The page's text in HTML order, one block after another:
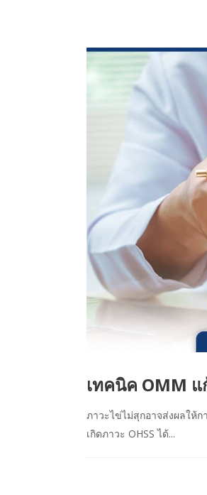
เทคนิค OMM
ภาวะไข่ไม่สุกอาจส่งผลให้
เกิดภาวะ OHSS ได้...